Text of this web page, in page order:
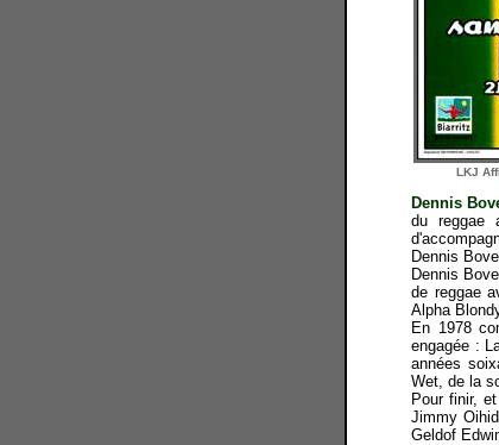
LKJ
Dennis
du reggae
Dennis
Dennis
de reggae
Alpha
En 1978
engagée :
années
Wet, de la
Pour finir,
Jimmy
Geldof